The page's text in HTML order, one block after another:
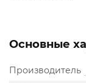
Основные
Производитель